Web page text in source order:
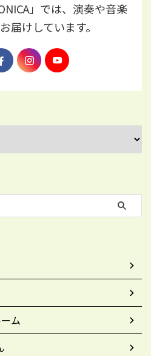
」では、演奏や音楽
届けしています。
ム